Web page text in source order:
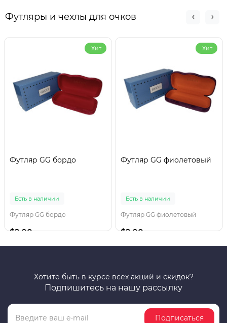
Футляры и чехлы для очков
Хит
Футляр GG бордо
Есть в наличии
Футляр GG бордо
$2.00
Хит
Футляр GG фиолетовый
Есть в наличии
Футляр GG фиолетовый
$2.00
Хотите быть в курсе всех акций и скидок?
Подпишитесь на нашу рассылку
Подписаться